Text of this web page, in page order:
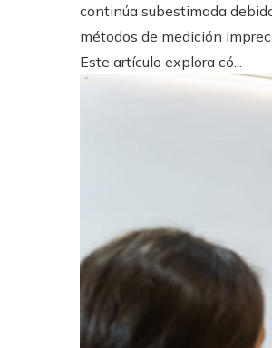
continúa subestimada
métodos de medición
Este artículo explora có...